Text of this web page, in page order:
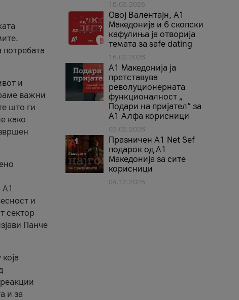
потребата
и
важни
што ги
како
и
сектор
Панче
и за
18.05.2026
Овој Валентајн, A1
Македонија и 6 скопски
кафулиња ја отворија
темата за safe dating
16.02.2026
А1 Македонија ја
претставува
револуционерната
функционалност „
Подари на пријател“ за
А1 Алфа корисници
02.02.2026
Празничен A1 Net Sеf
подарок од А1
Македонија за сите
корисници
04.12.2025